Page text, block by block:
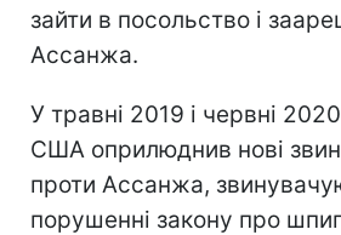
зайти в посольство і
Ассанжа.
У травні 2019 і червні
США оприлюднив нові
проти Ассанжа,
порушенні закону про